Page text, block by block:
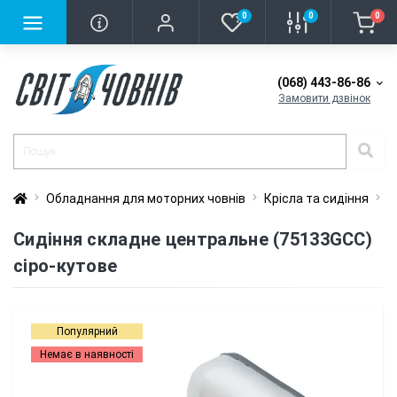
0 0 0
(068) 443-86-86
Замовити дзвінок
Обладнання для моторних човнів Крісла та сидіння
Сидіння складне центральне (75133GCC)
сіро-кутове
Популярний
Немає в наявності